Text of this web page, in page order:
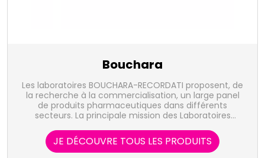
Bouchara
Les laboratoires BOUCHARA-RECORDATI proposent, de
la recherche à la commercialisation, un large panel
de produits pharmaceutiques dans différents
secteurs. La principale mission des Laboratoires
thérapeutiques toujours plus efficaces afin de les
accompagner au mieux dans leur quotidien.
JE DÉCOUVRE TOUS LES PRODUITS